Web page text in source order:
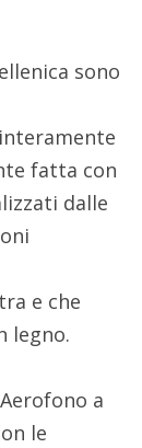
sono
fatta con
dalle
e che
legno.
a
le